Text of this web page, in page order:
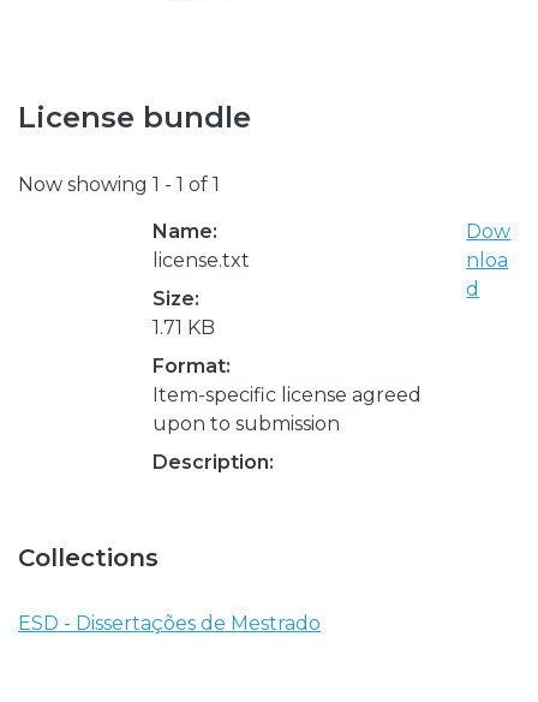
License bundle
Now showing 1 - 1 of 1
Name:
license.txt
Size:
1.71 KB
Format:
Item-specific license agreed
upon to submission
Description:
Dow
nloa
d
Collections
ESD - Dissertações de Mestrado